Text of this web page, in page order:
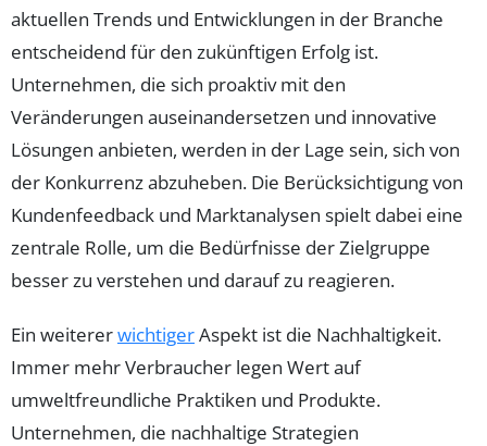
aktuellen Trends und Entwicklungen in der Branche
entscheidend für den zukünftigen Erfolg ist.
Unternehmen, die sich proaktiv mit den
Veränderungen auseinandersetzen und innovative
Lösungen anbieten, werden in der Lage sein, sich von
der Konkurrenz abzuheben. Die Berücksichtigung von
Kundenfeedback und Marktanalysen spielt dabei eine
zentrale Rolle, um die Bedürfnisse der Zielgruppe
besser zu verstehen und darauf zu reagieren.
Ein weitererwichtigerAspekt ist die Nachhaltigkeit.
Immer mehr Verbraucher legen Wert auf
umweltfreundliche Praktiken und Produkte.
Unternehmen, die nachhaltige Strategien